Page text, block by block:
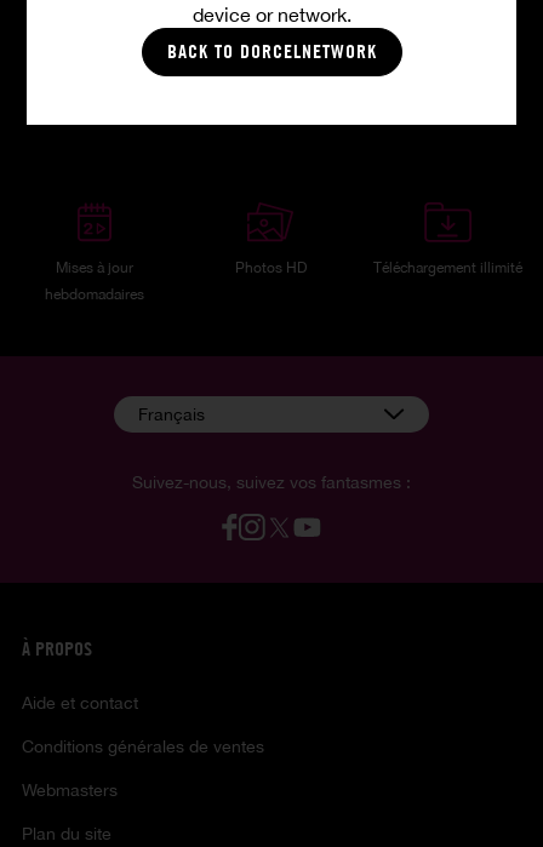
device or network.
BACK TO DORCELNETWORK
Mises à jour
hebdomadaires
Photos HD Téléchargement illimité
Suivez-nous, suivez vos fantasmes :
Français
À PROPOS
Aide et contact
Conditions générales de ventes
Webmasters
Plan du site